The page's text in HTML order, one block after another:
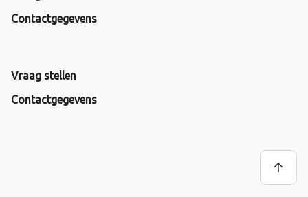
Contactgegevens
Vraag stellen
Contactgegevens